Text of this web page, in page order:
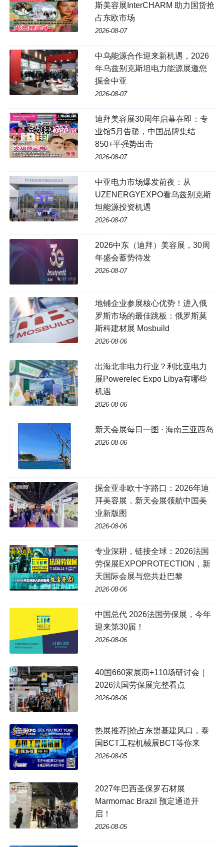
斯美容展InterCHARM 助力国货抢
占东欧市场
2026-08-07
中乌能源合作迎来新机遇，2026
年乌兹别克斯坦电力能源展邀您
掘金中亚
2026-08-07
迪拜美容展30周年启幕在即：专
业馆5月告罄，中国品牌集结
850+平强势出击
2026-08-07
中亚电力市场爆发前夜：从
UZENERGYEXPO看乌兹别克斯
坦能源投资机遇
2026-08-07
2026中东（迪拜）美容展，30周
年盛会蓄势待发
2026-08-07
地铺企业参展核心优势！进入俄
罗斯市场的最佳跳板：俄罗斯莫
斯科建材展 Mosbuild
2026-08-06
出海北非电力行业？利比亚电力
展Powerelec Expo Libya有哪些
机遇
2026-08-06
新天会展每日一图 · 海南三亚西岛
2026-08-06
掘金亚非欧十字路口：2026年迪
拜美容展，新天会展领航中国美
业新版图
2026-08-06
专业深耕，链接全球：2026法国
劳保展EXPOPROTECTION，新
天国际会展与您共赴巴黎
2026-08-06
中国总代 2026法国劳保展，今年
迎来第30届！
2026-08-06
40国660家展商+110场研讨会｜
2026法国劳保展完整看点
2026-08-06
热展推荐|抢占东盟基建风口，泰
国BCT工程机械展BCT等你来
2026-08-05
2027年巴西圣保罗石材展
Marmomac Brazil 预定通道开
启！
2026-08-05